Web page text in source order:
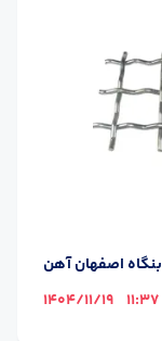
بنگاه اصفهان آهن
11:37
1404/11/19